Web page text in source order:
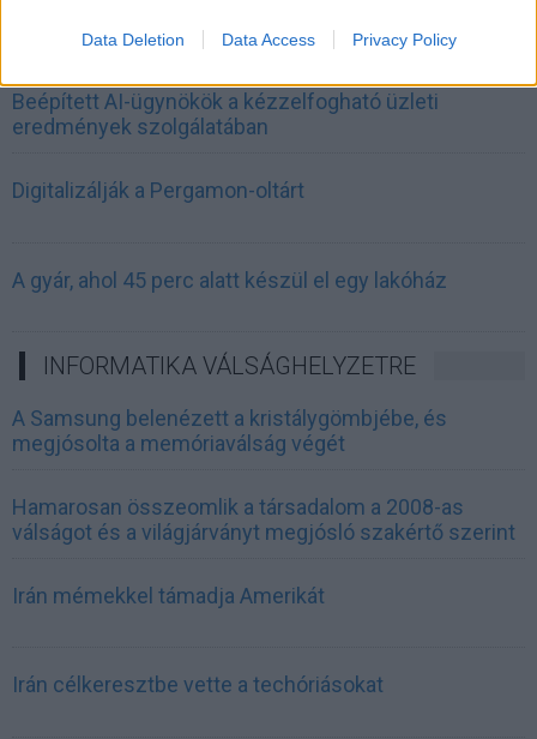
Data Deletion Data Access Privacy Policy
Beépített AI-ügynökök a kézzelfogható üzleti
eredmények szolgálatában
Digitalizálják a Pergamon-oltárt
A gyár, ahol 45 perc alatt készül el egy lakóház
INFORMATIKA VÁLSÁGHELYZETRE
A Samsung belenézett a kristálygömbjébe, és
megjósolta a memóriaválság végét
Hamarosan összeomlik a társadalom a 2008-as
válságot és a világjárványt megjósló szakértő szerint
Irán mémekkel támadja Amerikát
Irán célkeresztbe vette a techóriásokat